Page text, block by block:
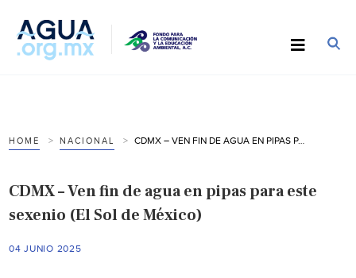
HOME NACIONAL CDMX – VEN FIN DE AGUA EN PIPAS PARA ESTE SEXENIO (EL SOL DE MÉXICO)
CDMX – Ven fin de agua en pipas para este
sexenio (El Sol de México)
04 JUNIO 2025